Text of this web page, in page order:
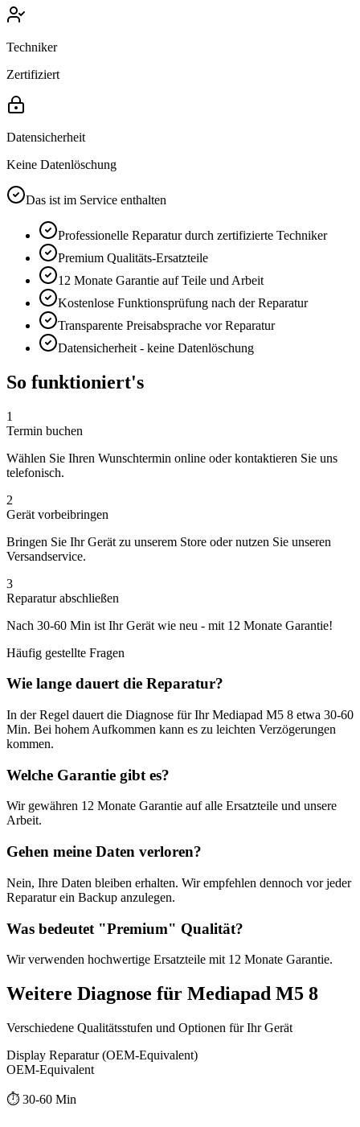
Techniker
Zertifiziert
Datensicherheit
Keine Datenlöschung
Das ist im Service enthalten
Professionelle Reparatur durch zertifizierte Techniker
Premium Qualitäts-Ersatzteile
12 Monate Garantie auf Teile und Arbeit
Kostenlose Funktionsprüfung nach der Reparatur
Transparente Preisabsprache vor Reparatur
Datensicherheit - keine Datenlöschung
So funktioniert's
1
Termin buchen
Wählen Sie Ihren Wunschtermin online oder kontaktieren Sie uns
telefonisch.
2
Gerät vorbeibringen
Bringen Sie Ihr Gerät zu unserem Store oder nutzen Sie unseren
Versandservice.
3
Reparatur abschließen
Nach 30-60 Min ist Ihr Gerät wie neu - mit 12 Monate Garantie!
Häufig gestellte Fragen
Wie lange dauert die Reparatur?
In der Regel dauert die Diagnose für IhrMediapad M5 8 etwa 30-60
Min. Bei hohem Aufkommen kann es zu leichten Verzögerungen
kommen.
Welche Garantie gibt es?
Wir gewähren 12 Monate Garantie auf alle Ersatzteile und unsere
Arbeit.
Gehen meine Daten verloren?
Nein, Ihre Daten bleiben erhalten. Wir empfehlen dennoch vor jeder
Reparatur ein Backup anzulegen.
Was bedeutet "Premium" Qualität?
Wir verwenden hochwertige Ersatzteile mit 12 Monate Garantie.
Weitere Diagnose für Mediapad M5 8
Verschiedene Qualitätsstufen und Optionen für Ihr Gerät
Display Reparatur (OEM-Equivalent)
OEM-Equivalent
⏱️ 30-60 Min